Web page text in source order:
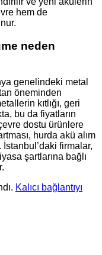
hem de
neden
genelindeki metal
öneminden
kıtlığı, geri
bu da fiyatların
dostu ürünlere
hurda akü alım
firmalar,
şartlarına bağlı
Kalıcı bağlantıyı